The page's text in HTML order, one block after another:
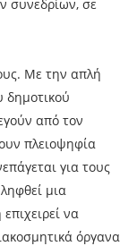
συνεδρίων, σε
Με την απλή
δημοτικού
από τον
πλειοψηφία
για τους
μια
να
όργανα